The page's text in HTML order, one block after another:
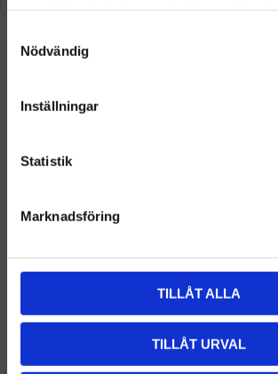
Nödvändig
Inställningar
Statistik
Marknadsföring
TILLÅT ALLA
TILLÅT URVAL
kundservice@hygieneleeds.se
Organisationsnummer: 770124-7616
Varuvägen 9
Besöks- & leveransadress:
FÖRETAG
Priser visas inkl. moms